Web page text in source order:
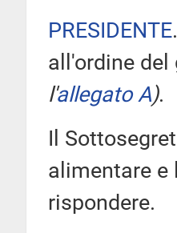
PRESIDENTE
all'ordine
l'allegato A).
Il
alimentare e
rispondere.